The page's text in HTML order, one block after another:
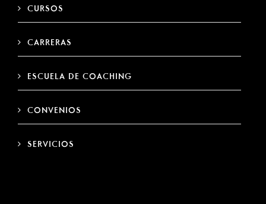
CURSOS
CARRERAS
ESCUELA DE COACHING
CONVENIOS
SERVICIOS